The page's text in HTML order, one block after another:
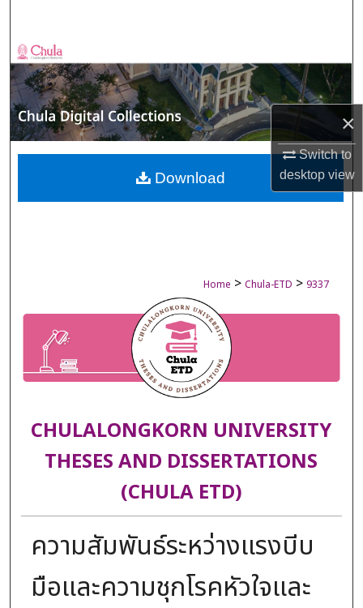
×
Switch to
desktopview
Browse Collections
My Account
About
Digital Commons Network™
Home > Chula-ETD > 9337
CHULALONGKORN UNIVERSITY
THESES AND DISSERTATIONS
(CHULA ETD)
ความสัมพันธ์ระหว่างแรงบีบ
มือและความชุกโรคหัวใจและ
Download